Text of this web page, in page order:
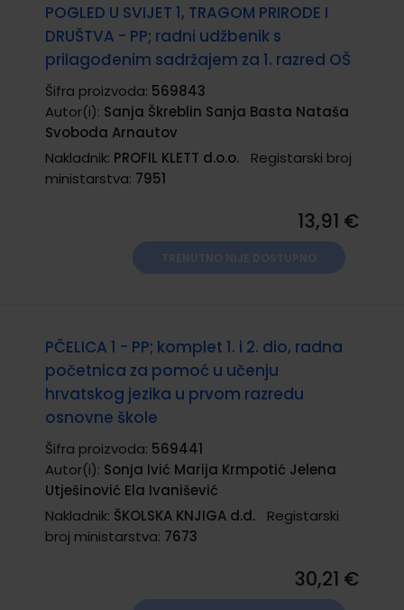
POGLED U SVIJET 1, TRAGOM PRIRODE I
DRUŠTVA - PP; radni udžbenik s
prilagođenim sadržajem za 1. razred OŠ
Šifra proizvoda: 569843
Autor(i): Sanja Škreblin Sanja Basta Nataša
Svoboda Arnautov
Nakladnik: PROFIL KLETT d.o.o.
Registarski broj
ministarstva: 7951
13,91 €
PČELICA 1 - PP; komplet 1. i 2. dio, radna
početnica za pomoć u učenju
hrvatskog jezika u prvom razredu
osnovne škole
Šifra proizvoda: 569441
Autor(i): Sonja Ivić Marija Krmpotić Jelena
Utješinović Ela Ivanišević
Nakladnik: ŠKOLSKA KNJIGA d.d.
Registarski
broj ministarstva: 7673
30,21 €